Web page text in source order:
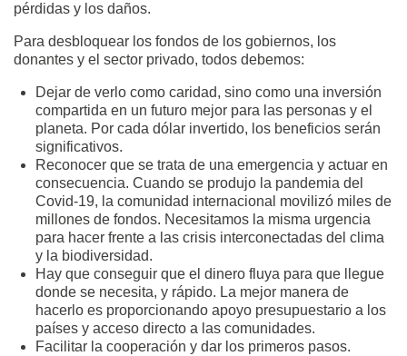
pérdidas y los daños.
Para desbloquear los fondos de los gobiernos, los
donantes y el sector privado, todos debemos:
Dejar de verlo como caridad, sino como una inversión
compartida en un futuro mejor para las personas y el
planeta. Por cada dólar invertido, los beneficios serán
significativos.
Reconocer que se trata de una emergencia y actuar en
consecuencia. Cuando se produjo la pandemia del
Covid-19, la comunidad internacional movilizó miles de
millones de fondos. Necesitamos la misma urgencia
para hacer frente a las crisis interconectadas del clima
y la biodiversidad.
Hay que conseguir que el dinero fluya para que llegue
donde se necesita, y rápido. La mejor manera de
hacerlo es proporcionando apoyo presupuestario a los
países y acceso directo a las comunidades.
Facilitar la cooperación y dar los primeros pasos.